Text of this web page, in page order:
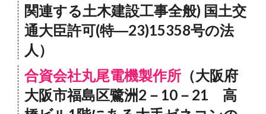
関連する土木建設工事全般) 国土交
通大臣許可(特―23)15358号の法
人）
合資会社丸尾電機製作所 （大阪府
大阪市福島区鷺洲2－10－21 高